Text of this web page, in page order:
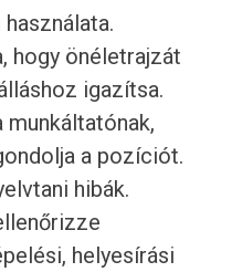
hogy önéletrajzát
igazítsa.
munkáltatónak,
a pozíciót.
hibák.
helyesírási